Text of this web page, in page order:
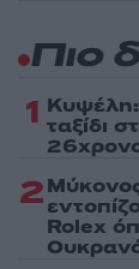
Πιο
1 Κυψέλη:
ταξίδι
2
Rolex